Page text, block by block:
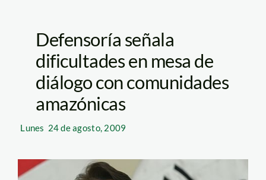
Defensoría señala
dificultades en mesa de
diálogo con comunidades
amazónicas
Lunes 24 de agosto, 2009